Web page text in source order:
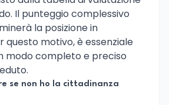
Il punteggio complessivo
la posizione in
questo motivo, è essenziale
modo completo e preciso
se non ho la cittadinanza